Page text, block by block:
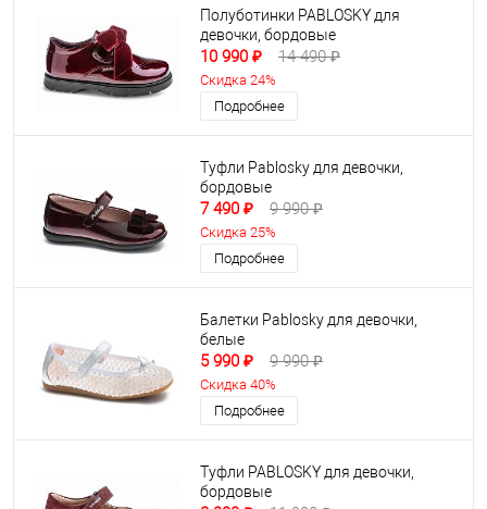
Полуботинки PABLOSKY для
девочки, бордовые
10 990 ₽ 14 490 ₽
Скидка 24%
Подробнее
Туфли Pablosky для девочки,
бордовые
7 490 ₽ 9 990 ₽
Скидка 25%
Подробнее
Балетки Pablosky для девочки,
белые
5 990 ₽ 9 990 ₽
Скидка 40%
Подробнее
Туфли PABLOSKY для девочки,
бордовые